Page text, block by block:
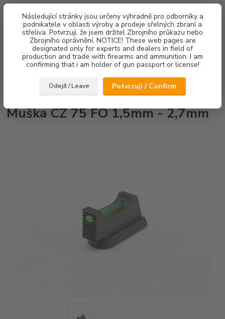
Následující stránky jsou určeny výhradně pro odborníky a
podnikatele v oblasti výroby a prodeje sřelných zbraní a
střeliva. Potvrzuji, že jsem držitel Zbrojního průkazu nebo
Zbrojního oprávnění. NOTICE! These web pages are
designated only for experts and dealers in field of
production and trade with firearms and ammunition. I am
confirming that i am holder of gun passport or license!
Odejít / Leave Potvrzuji / Confirm
Menu
Hledat
za0,00 Kč
Muška CZ 75 FO 1,5mm - 2,7mm
Muška CZ 75 FO 1,5mm - 2,7mm